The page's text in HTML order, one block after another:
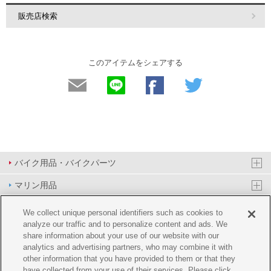
販売店検索
このアイテムをシェアする
バイク用品・バイクパーツ
マリン用品
PAS/YPJ用品
その他用品
イベント&エンターテイメント
We collect unique personal identifiers such as cookies to
analyze our traffic and to personalize content and ads. We
share information about your use of our website with our
analytics and advertising partners, who may combine it with
other information that you have provided to them or that they